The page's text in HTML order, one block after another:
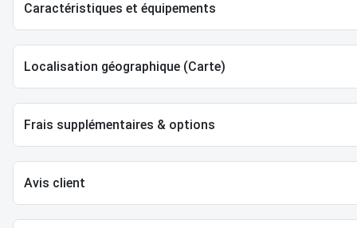
Caractéristiques et équipements
Localisation géographique (Carte)
Frais supplémentaires & options
Avis client